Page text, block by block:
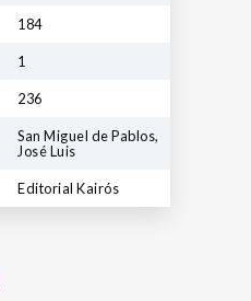
184
1
236
San Miguel de Pablos,
José Luis
Editorial Kairós